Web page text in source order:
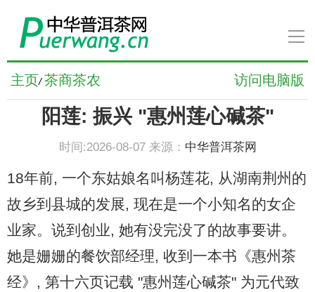
导
普洱茶知识
普洱茶人物
普洱茶养生
普洱茶品牌
访问电脑版
主页/ 茶商茶农
阳莲: 振兴 "惠州莲心碱茶"
时间:2026-08-07 来源： 中华普洱茶网
18年前, 一个东姑娘名叫杨莲花, 从湖南荆州的
故乡到县城的发展, 现在是一个小知名的女企
业家。说到创业, 她有没完没了的故事要讲。
她是姗姗的餐饮部经理, 收到一本书《惠州茶
经》, 第十六页记载 "惠州莲心碱茶" 为元代致